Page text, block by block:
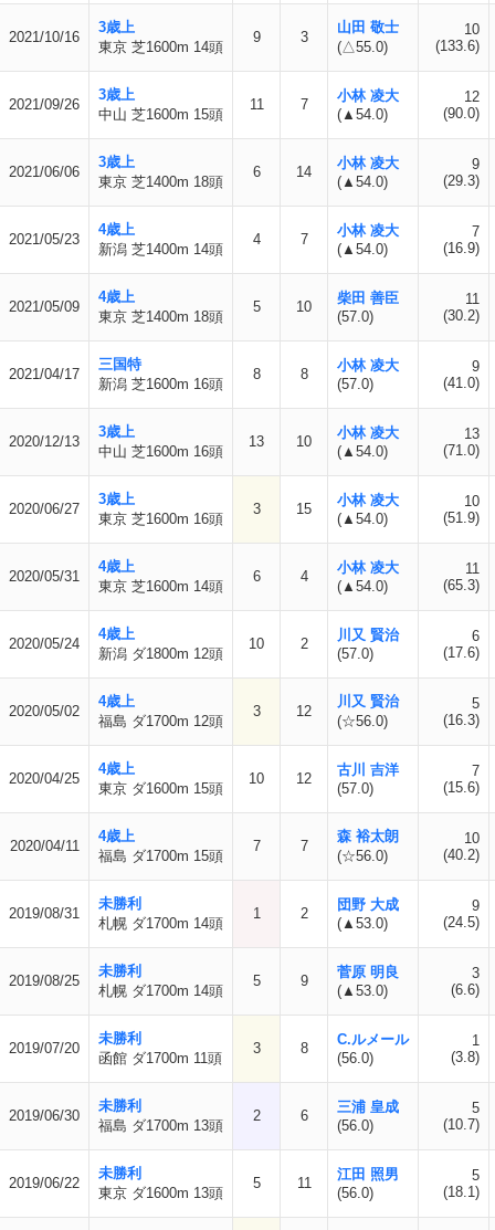
2021/10/16
3歳上
東京 芝1600m 14頭
9 3
山田 敬士
(△55.0)
10
(133.6)
2021/09/26
3歳上
中山 芝1600m 15頭
11 7
小林 凌大
(▲54.0)
12
(90.0)
2021/06/06
3歳上
東京 芝1400m 18頭
6 14
小林 凌大
(▲54.0)
9
(29.3)
2021/05/23
4歳上
新潟 芝1400m 14頭
4 7
小林 凌大
(▲54.0)
7
(16.9)
2021/05/09
4歳上
東京 芝1400m 18頭
5 10
柴田 善臣
(57.0)
11
(30.2)
2021/04/17
三国特
新潟 芝1600m 16頭
8 8
小林 凌大
(57.0)
9
(41.0)
2020/12/13
3歳上
中山 芝1600m 16頭
13 10
小林 凌大
(▲54.0)
13
(71.0)
2020/06/27
3歳上
東京 芝1600m 16頭
3 15
小林 凌大
(▲54.0)
10
(51.9)
2020/05/31
4歳上
東京 芝1600m 14頭
6 4
小林 凌大
(▲54.0)
11
(65.3)
2020/05/24
4歳上
新潟 ダ1800m 12頭
10 2
川又 賢治
(57.0)
6
(17.6)
2020/05/02
4歳上
福島 ダ1700m 12頭
3 12
川又 賢治
(☆56.0)
5
(16.3)
2020/04/25
4歳上
東京 ダ1600m 15頭
10 12
古川 吉洋
(57.0)
7
(15.6)
2020/04/11
4歳上
福島 ダ1700m 15頭
7 7
森 裕太朗
(☆56.0)
10
(40.2)
2019/08/31
未勝利
札幌 ダ1700m 14頭
1 2
団野 大成
(▲53.0)
9
(24.5)
2019/08/25
未勝利
札幌 ダ1700m 14頭
5 9
菅原 明良
(▲53.0)
3
(6.6)
2019/07/20
未勝利
函館 ダ1700m 11頭
3 8
C.ルメール
(56.0)
1
(3.8)
2019/06/30
未勝利
福島 ダ1700m 13頭
2 6
三浦 皇成
(56.0)
5
(10.7)
2019/06/22
未勝利
東京 ダ1600m 13頭
5 11
江田 照男
(56.0)
5
(18.1)